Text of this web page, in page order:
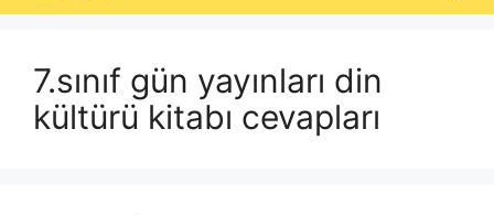
7.sınıf gün yayınları din
kültürü kitabı cevapları